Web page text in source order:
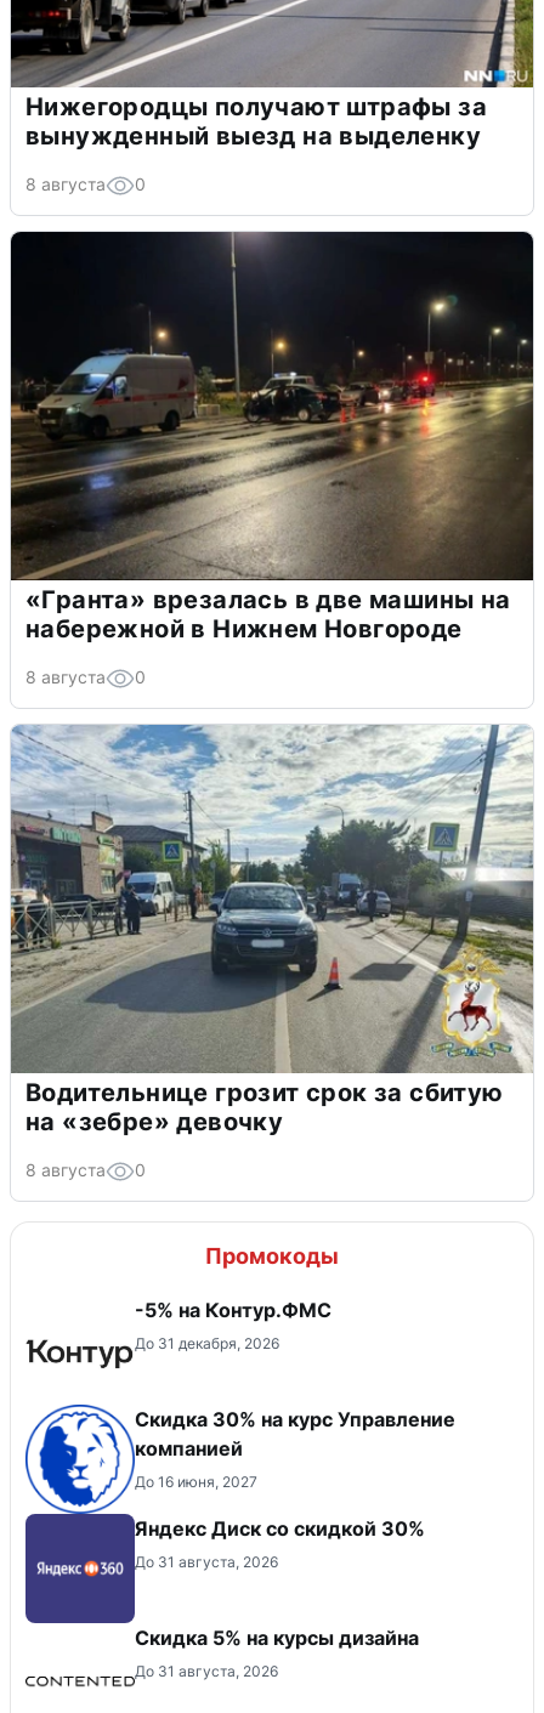
Нижегородцы получают штрафы за
вынужденный выезд на выделенку
8 августа 0
«Гранта» врезалась в две машины на
набережной в Нижнем Новгороде
8 августа 0
Водительнице грозит срок за сбитую
на «зебре» девочку
8 августа 0
Промокоды
-5% на Контур.ФМС
До 31 декабря, 2026
Скидка 30% на курс Управление
компанией
До 16 июня, 2027
Яндекс Диск со скидкой 30%
До 31 августа, 2026
Скидка 5% на курсы дизайна
До 31 августа, 2026